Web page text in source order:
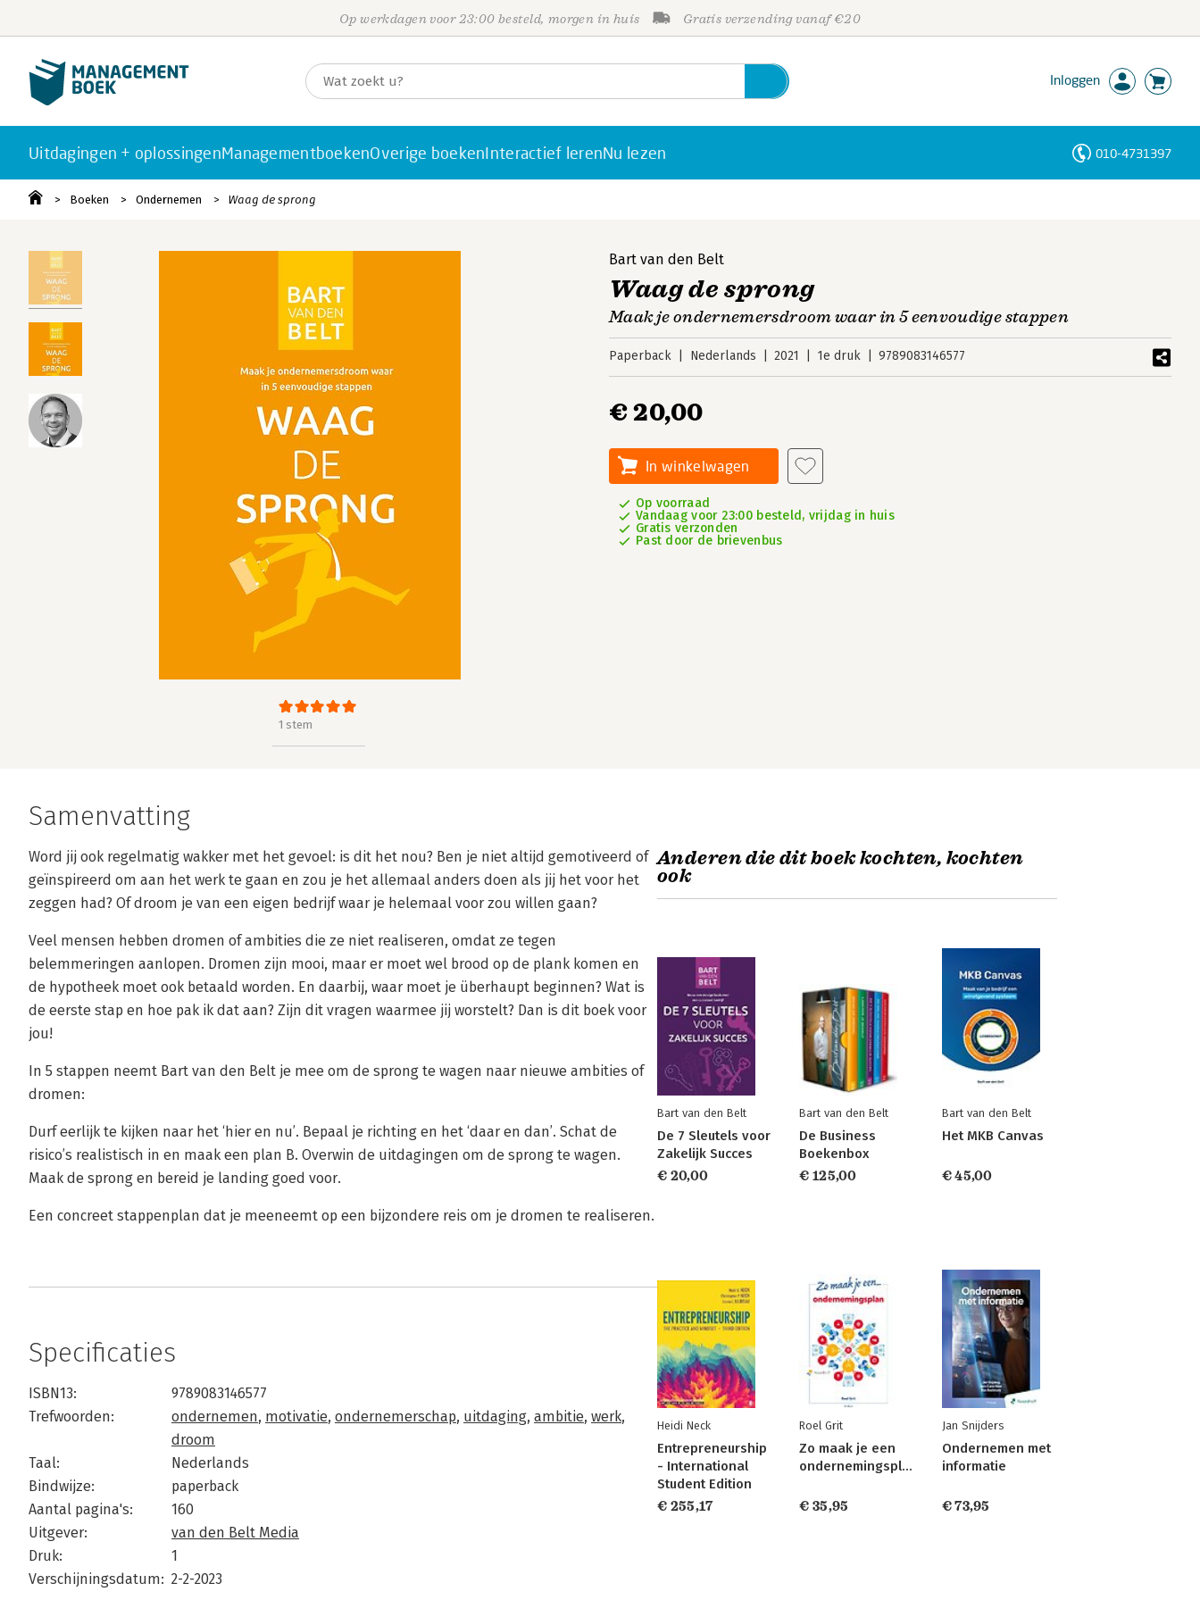
Op werkdagen voor 23:00 besteld, morgen in huis Gratis verzending vanaf €20
Inloggen
Uitdagingen + oplossingenManagementboekenOverige boekenInteractief lerenNu lezen 010-4731397
Boeken Ondernemen Waag de sprong
1 stem
Bart van den Belt
Waag de sprong
Maak je ondernemersdroom waar in 5 eenvoudige stappen
Paperback Nederlands 2021 1e druk 9789083146577
€ 20,00
In winkelwagen
Op voorraad
Vandaag voor 23:00 besteld, vrijdag in huis
Gratis verzonden
Past door de brievenbus
Samenvatting
Word jij ook regelmatig wakker met het gevoel: is dit het nou? Ben je niet altijd gemotiveerd of
geïnspireerd om aan het werk te gaan en zou je het allemaal anders doen als jij het voor het
zeggen had? Of droom je van een eigen bedrijf waar je helemaal voor zou willen gaan?
Veel mensen hebben dromen of ambities die ze niet realiseren, omdat ze tegen
belemmeringen aanlopen. Dromen zijn mooi, maar er moet wel brood op de plank komen en
de hypotheek moet ook betaald worden. En daarbij, waar moet je überhaupt beginnen? Wat is
de eerste stap en hoe pak ik dat aan? Zijn dit vragen waarmee jij worstelt? Dan is dit boek voor
jou!
In 5 stappen neemt Bart van den Belt je mee om de sprong te wagen naar nieuwe ambities of
dromen:
Durf eerlijk te kijken naar het ‘hier en nu’. Bepaal je richting en het ‘daar en dan’. Schat de
risico’s realistisch in en maak een plan B. Overwin de uitdagingen om de sprong te wagen.
Maak de sprong en bereid je landing goed voor.
Een concreet stappenplan dat je meeneemt op een bijzondere reis om je dromen te realiseren.
Specificaties
ISBN13:
9789083146577
Trefwoorden:
ondernemen, motivatie, ondernemerschap, uitdaging, ambitie, werk,
droom
Taal:
Nederlands
Bindwijze:
paperback
Aantal pagina's:
160
Uitgever:
van den Belt Media
Druk:
1
Verschijningsdatum: 2-2-2023
Anderen die dit boek kochten, kochten
ook
Bart van den Belt
De 7 Sleutels voor
Zakelijk Succes
€ 20,00
Bart van den Belt
De Business
Boekenbox
€ 125,00
Bart van den Belt
Het MKB Canvas
€ 45,00
Heidi Neck
Entrepreneurship
- International
Student Edition
€ 255,17
Roel Grit
Zo maak je een
ondernemingsplan
€ 35,95
Jan Snijders
Ondernemen met
informatie
€ 73,95
Personen